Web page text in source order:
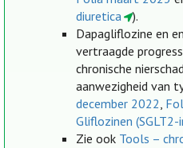
diuretica
).
Dapagliflozine en
vertraagde
chronische
aanwezigheid van
december 2022,
Gliflozinen
Zie ook Tools –